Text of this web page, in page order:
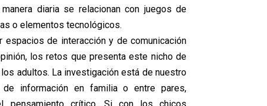
diaria se relacionan con juegos de
o elementos tecnológicos.
de interacción y de comunicación
los retos que presenta este nicho de
adultos. La investigación está de nuestro
información en familia o entre pares,